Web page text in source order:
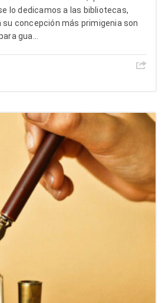
lo dedicamos a las bibliotecas,
concepción más primigenia son
gua...